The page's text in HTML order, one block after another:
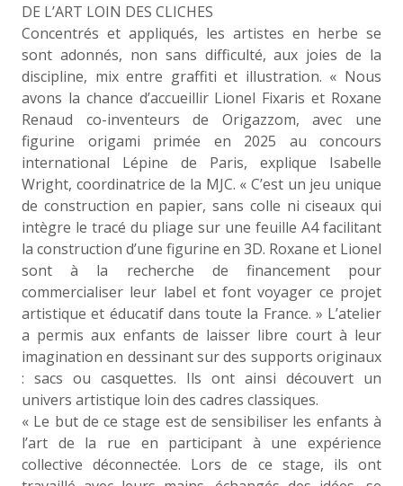
DE L’ART LOIN DES CLICHES
Concentrés et appliqués, les artistes en herbe se
sont adonnés, non sans difficulté, aux joies de la
discipline, mix entre graffiti et illustration. « Nous
avons la chance d’accueillir Lionel Fixaris et Roxane
Renaud co-inventeurs de Origazzom, avec une
figurine origami primée en 2025 au concours
international Lépine de Paris, explique Isabelle
Wright, coordinatrice de la MJC. « C’est un jeu unique
de construction en papier, sans colle ni ciseaux qui
intègre le tracé du pliage sur une feuille A4 facilitant
la construction d’une figurine en 3D. Roxane et Lionel
sont à la recherche de financement pour
commercialiser leur label et font voyager ce projet
artistique et éducatif dans toute la France. » L’atelier
a permis aux enfants de laisser libre court à leur
imagination en dessinant sur des supports originaux
: sacs ou casquettes. Ils ont ainsi découvert un
univers artistique loin des cadres classiques.
« Le but de ce stage est de sensibiliser les enfants à
l’art de la rue en participant à une expérience
collective déconnectée. Lors de ce stage, ils ont